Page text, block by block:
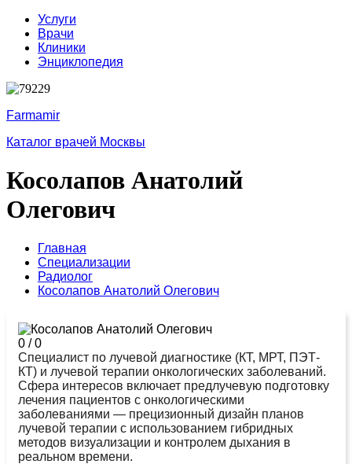
Услуги
Врачи
Клиники
Энциклопедия
Farmamir
Каталог врачей Москвы
Косолапов Анатолий
Олегович
Главная
Специализации
Радиолог
Косолапов Анатолий Олегович
0 /0
Специалист по лучевой диагностике (КТ, МРТ, ПЭТ-
КТ) и лучевой терапии онкологических заболеваний.
Сфера интересов включает предлучевую подготовку
лечения пациентов с онкологическими
заболеваниями — прецизионный дизайн планов
лучевой терапии с использованием гибридных
методов визуализации и контролем дыхания в
реальном времени.